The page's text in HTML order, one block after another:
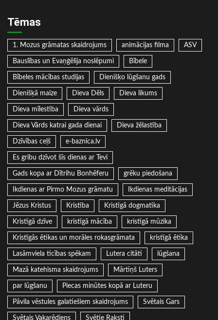
Tēmas
1. Mozus grāmatas skaidrojums animācijas filma ASV
Bauslības un Evaņģēlija noslēpumi Bībele
Bībeles mācības studijas Dienišķo lūgšanu gads
Dienišķā maize Dieva Dēls Dieva likums
Dieva mīlestība Dieva vārds
Dieva Vārds katrai gada dienai Dieva žēlastība
Dzīvības ceļš e-baznica.lv
Es gribu dzīvot šīs dienas ar Tevi
Gads kopa ar Dītrihu Bonhēferu grēku piedošana
Ikdienas ar Pirmo Mozus grāmatu Ikdienas meditācijas
Jēzus Kristus Kristība Kristīgā dogmatika
Kristīgā dzīve kristīgā mācība kristīgā mūzika
Kristīgās ētikas un morāles rokasgrāmata kristīgā ētika
Lasāmviela ticības spēkam Lutera citāti lūgšana
Mazā katehisma skaidrojums Mārtiņš Luters
par lūgšanu Piecas minūtes kopā ar Luteru
Pāvila vēstules galatiešiem skaidrojums Svētais Gars
Svētais Vakarēdiens Svētie Raksti